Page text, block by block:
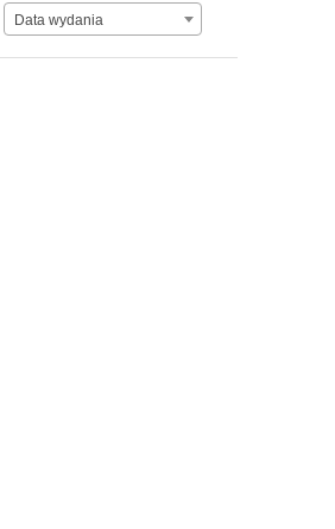
Data wydania
Data wydania